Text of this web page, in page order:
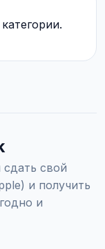
свой
и получить
и